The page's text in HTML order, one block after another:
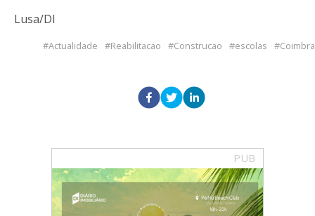
Lusa/DI
Actualidade Reabilitacao Construcao escolas Coimbra
PUB